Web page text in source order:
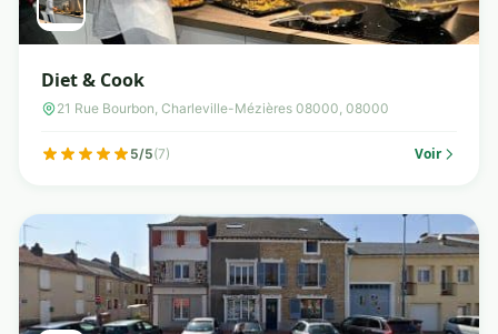
Diet & Cook
21 Rue Bourbon, Charleville-Mézières 08000, 08000
5/5(7) Voir